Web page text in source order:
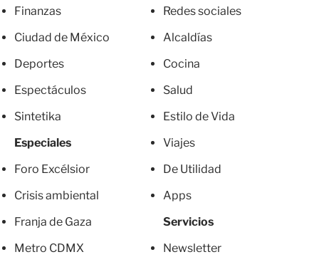
Finanzas
Ciudad de México
Deportes
Espectáculos
Sintetika
Especiales
Foro Excélsior
Crisis ambiental
Franja de Gaza
Metro CDMX
Redes sociales
Alcaldías
Cocina
Salud
Estilo de Vida
Viajes
De Utilidad
Apps
Servicios
Newsletter